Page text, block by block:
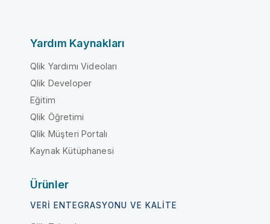
Yardım Kaynakları
Qlik Yardımı Videoları
Qlik Developer
Eğitim
Qlik Öğretimi
Qlik Müşteri Portalı
Kaynak Kütüphanesi
Ürünler
VERI ENTEGRASYONU VE KALITE